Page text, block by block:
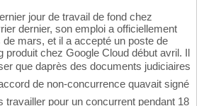
jour de travail de fond chez
dernier, son emploi a officiellement
mars, et il a accepté un poste de
produit chez Google Cloud début avril. Il
que daprès des documents judiciaires
de non-concurrence quavait signé
travailler pour un concurrent pendant 18